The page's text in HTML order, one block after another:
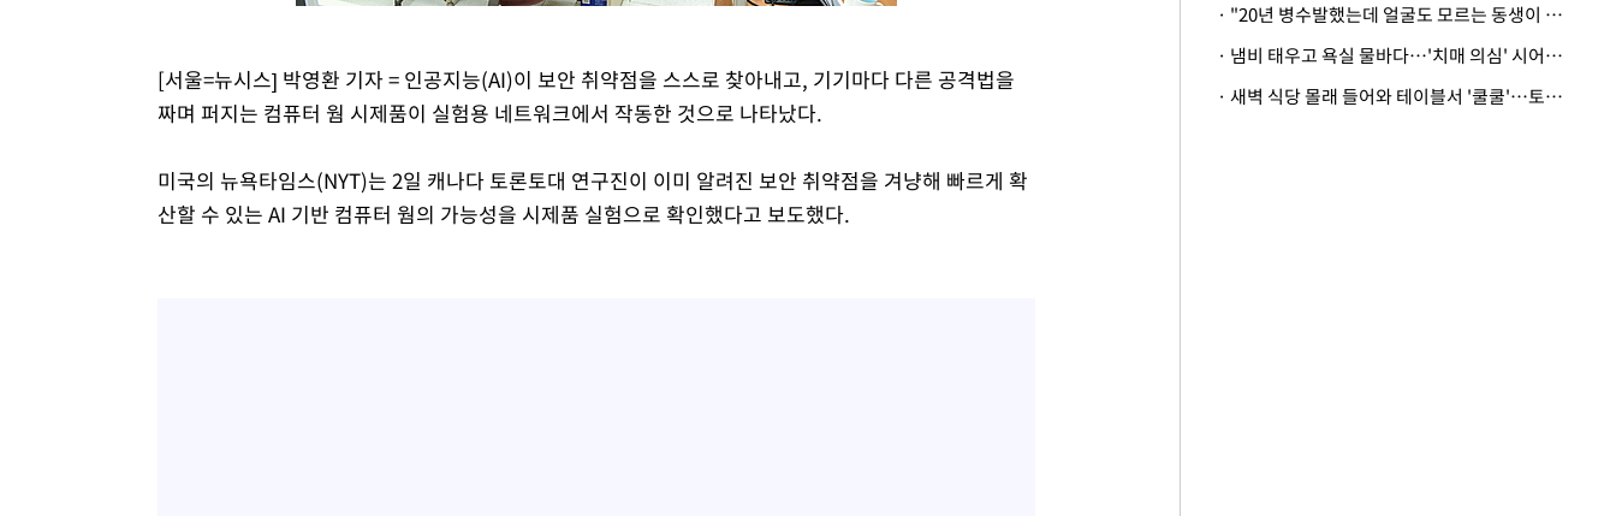
[서울=뉴시스] 박영환 기자 = 인공지능(AI)이 보안 취약점을 스스로 찾아내고, 기기마다 다른 공격법을
짜며 퍼지는 컴퓨터 웜 시제품이 실험용 네트워크에서 작동한 것으로 나타났다.
미국의 뉴욕타임스(NYT)는 2일 캐나다 토론토대 연구진이 이미 알려진 보안 취약점을 겨냥해 빠르게 확
산할 수 있는 AI 기반 컴퓨터 웜의 가능성을 시제품 실험으로 확인했다고 보도했다.
· "20년 병수발했는데 얼굴도 모르는 동생이 유산 절반을"…배다른 형제 상속권 있을까
· 냄비 태우고 욕실 물바다…'치매 의심' 시어머니 검사 권유했다가 '날벼락'
· 새벽 식당 몰래 들어와 테이블서 '쿨쿨'…토사물 남기고 사라진 남성